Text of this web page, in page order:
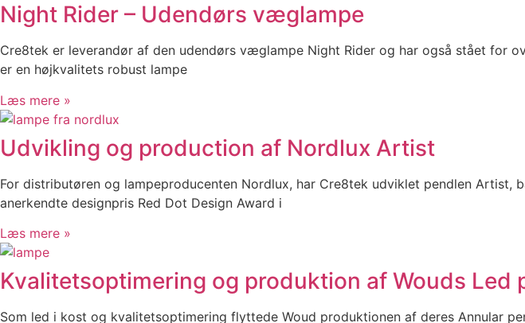
Night Rider – Udendørs væglampe
Cre8tek er leverandør af den udendørs væglampe Night Rider og har også stået for
er en højkvalitets robust lampe
Læs mere »
Udvikling og production af Nordlux Artist
For distributøren og lampeproducenten Nordlux, har Cre8tek udviklet pendlen Artist,
anerkendte designpris Red Dot Design Award i
Læs mere »
Kvalitetsoptimering og produktion af Wouds Led
Som led i kost og kvalitetsoptimering flyttede Woud produktionen af deres Annular